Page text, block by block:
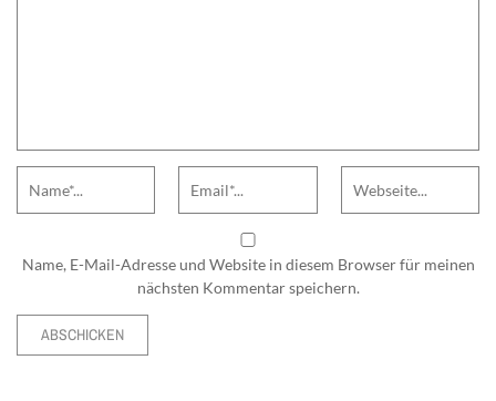
Name, E-Mail-Adresse und Website in diesem Browser für meinen
nächsten Kommentar speichern.